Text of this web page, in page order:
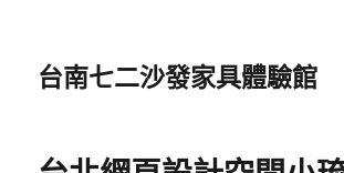
台南七二沙發家具體驗館